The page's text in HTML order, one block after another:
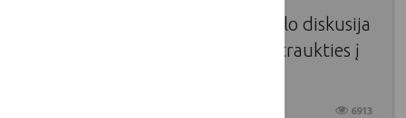
Įvyko tarptautinė apskritojo stalo diskusija
„LEADER priemonė – jaunimo įtraukties į
6913